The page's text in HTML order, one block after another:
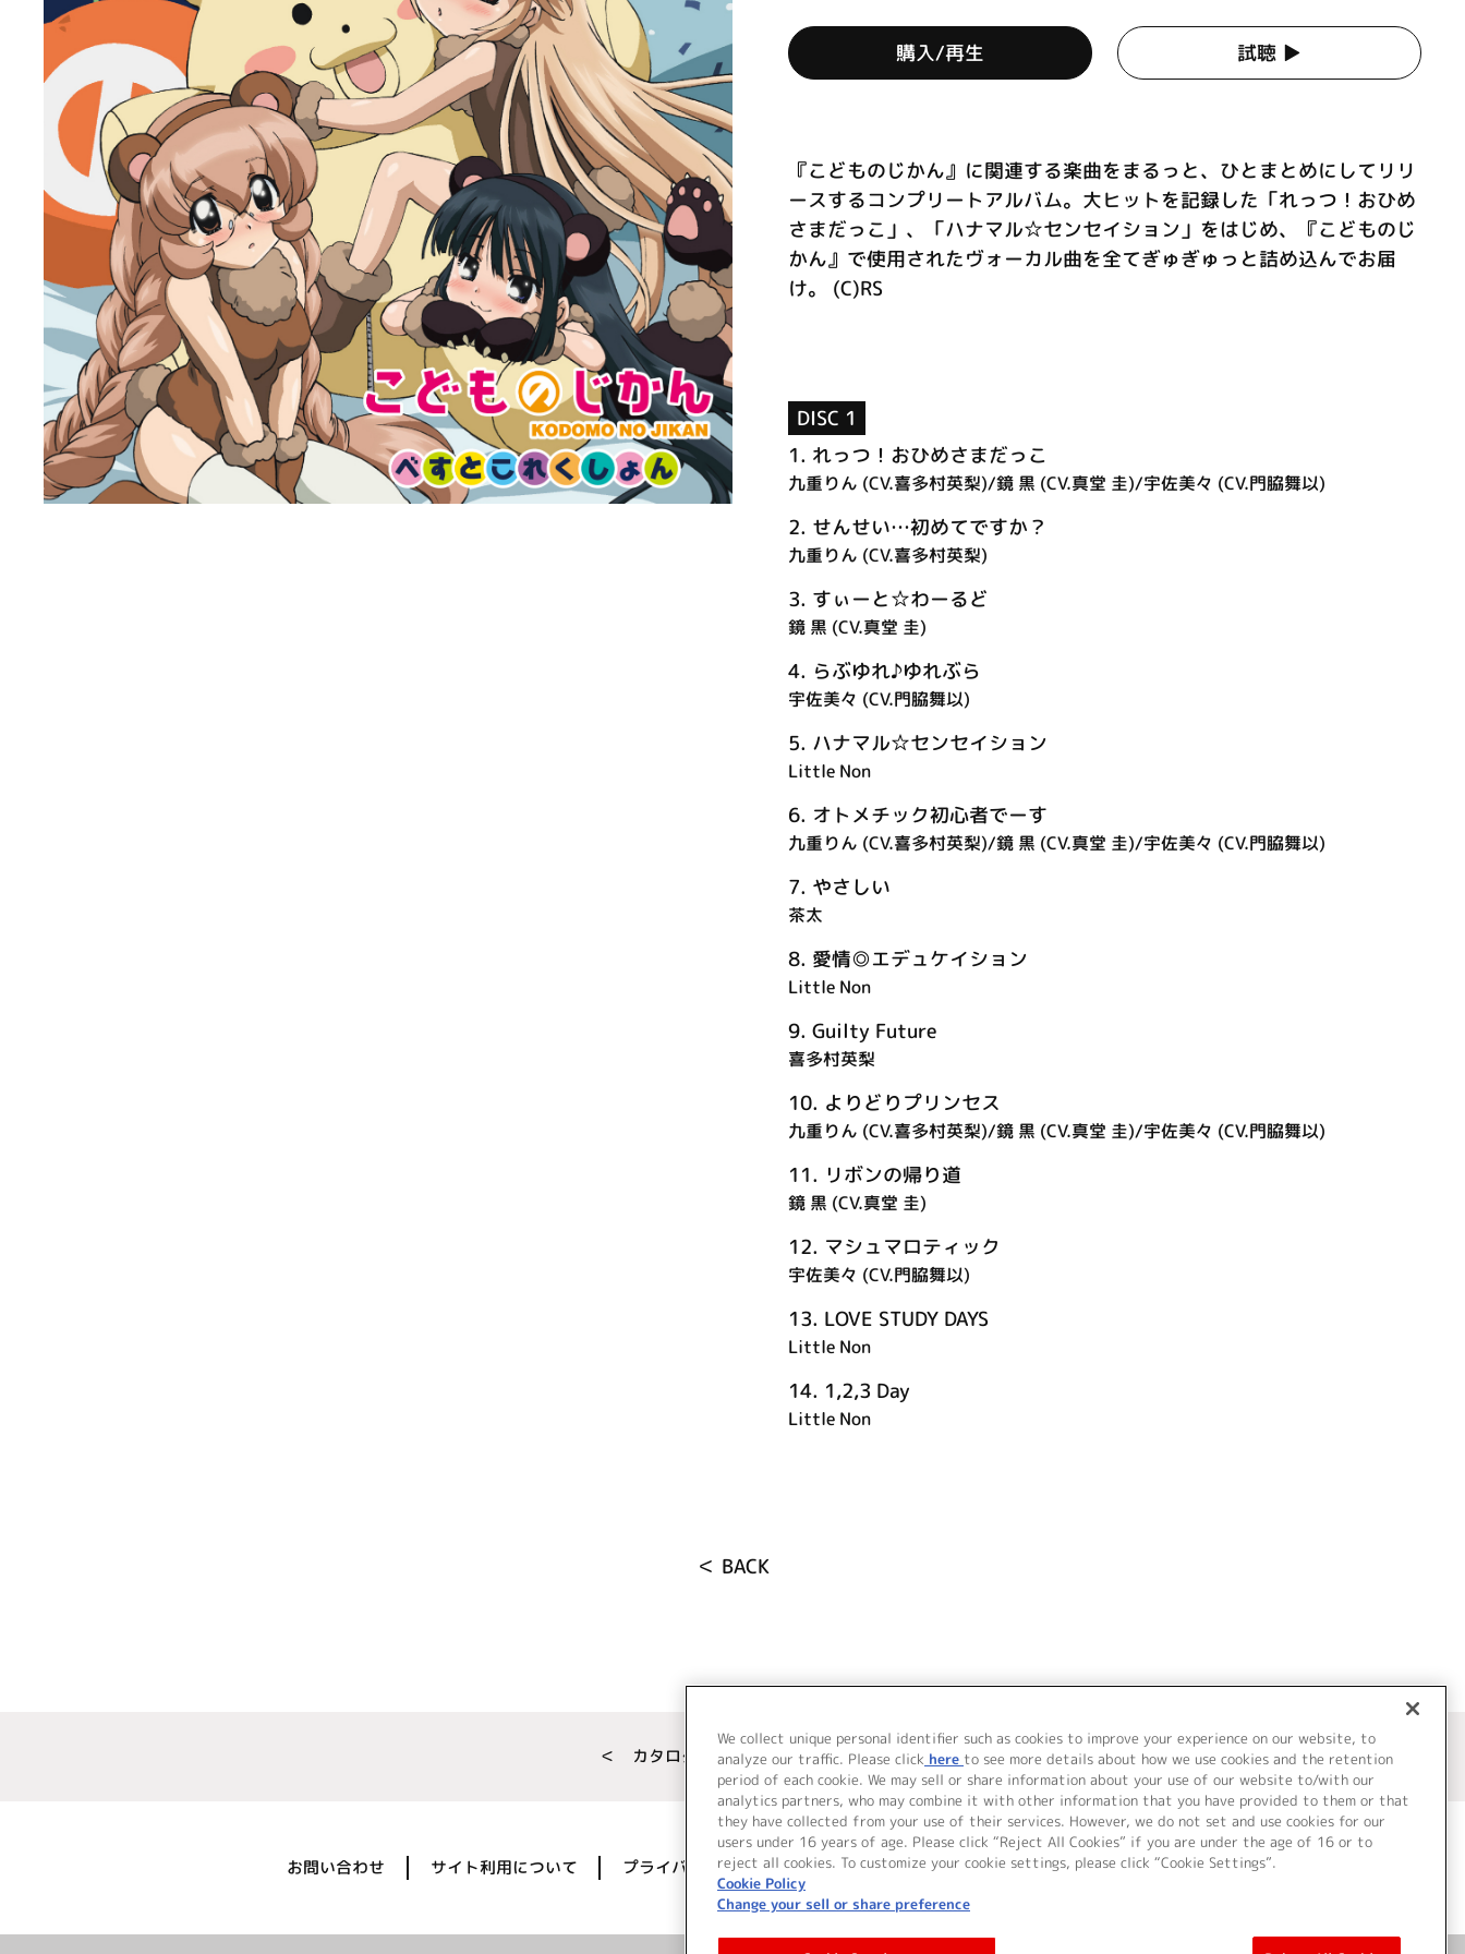
購入/再生 試聴 ▶︎
『こどものじかん』に関連する楽曲をまるっと、ひとまとめにしてリリ
ースするコンプリートアルバム。大ヒットを記録した「れっつ！おひめ
さまだっこ」、「ハナマル☆センセイション」をはじめ、『こどものじ
かん』で使用されたヴォーカル曲を全てぎゅぎゅっと詰め込んでお届
け。 (C)RS
DISC 1
1. れっつ！おひめさまだっこ
九重りん (CV.喜多村英梨)/鏡 黒 (CV.真堂 圭)/宇佐美々 (CV.門脇舞以)
2. せんせい…初めてですか？
九重りん (CV.喜多村英梨)
3. すぃーと☆わーるど
鏡 黒 (CV.真堂 圭)
4. らぶゆれ♪ゆれぶら
宇佐美々 (CV.門脇舞以)
5. ハナマル☆センセイション
Little Non
6. オトメチック初心者でーす
九重りん (CV.喜多村英梨)/鏡 黒 (CV.真堂 圭)/宇佐美々 (CV.門脇舞以)
7. やさしい
茶太
8. 愛情◎エデュケイション
Little Non
9. Guilty Future
喜多村英梨
10. よりどりプリンセス
九重りん (CV.喜多村英梨)/鏡 黒 (CV.真堂 圭)/宇佐美々 (CV.門脇舞以)
11. リボンの帰り道
鏡 黒 (CV.真堂 圭)
12. マシュマロティック
宇佐美々 (CV.門脇舞以)
13. LOVE STUDY DAYS
Little Non
14. 1,2,3 Day
Little Non
＜ BACK
＜ カタログサイト トップページへ
お問い合わせ サイト利用について プライバシーポリシー 著作権／肖像権について Cookie Settings
We collect unique personal identifier such as cookies to improve your experience on our website, to
analyze our traffic. Please click here to see more details about how we use cookies and the retention
period of each cookie. We may sell or share information about your use of our website to/with our
analytics partners, who may combine it with other information that you have provided to them or that
they have collected from your use of their services. However, we do not set and use cookies for our
users under 16 years of age. Please click “Reject All Cookies” if you are under the age of 16 or to
reject all cookies. To customize your cookie settings, please click “Cookie Settings”.
Cookie Policy
Change your sell or share preference